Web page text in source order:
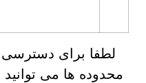
لطفا برای دسترسی
محدوده ها می